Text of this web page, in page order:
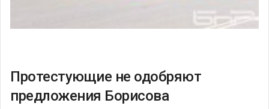
Протестующие не одобряют
предложения Борисова